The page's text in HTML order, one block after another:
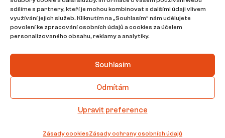
sdílíme s partnery, kteří je mohou kombinovat s dalšími údaji vlivem
využívání jejich služeb. Kliknutím na „Souhlasím“ nám udělujete
povolení ke zpracování osobních údajů a cookies za účelem
personalizovaného obsahu, reklamy a analytiky.
Souhlasím
Odmítám
Upravit preference
Zásady cookiesZásady ochrany osobních údajů
cena za nemovitost • včetně provize
Informace o nemovitosti
Rozloha objektu